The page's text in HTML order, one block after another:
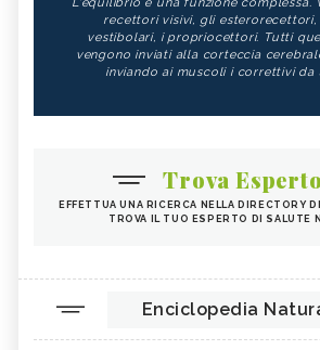
L'equilibrio è una funzione complessa.
recettori visivi, gli
vestibolari, i propriocettori. Tutti
vengono inviati alla corteccia
inviando ai muscoli i correttivi da
Trova Esperto
EFFETTUA UNA RICERCA NELLA DIRECTORY
TROVA IL TUO ESPERTO DI SALUTE
Enciclopedia